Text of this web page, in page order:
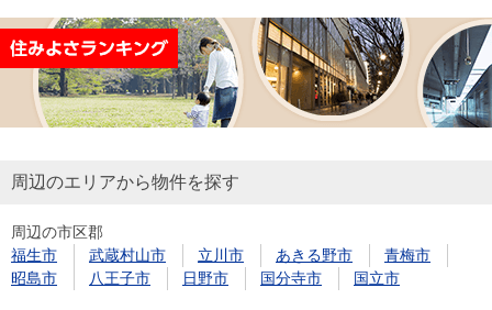
資
用
物
件
探
す
用物
件を
探す
購入向け
住宅ロー
住まい1プ
取り
金額
試算
サービス
検索
ラム）
住まいと
売却ガイ
会社案内
（電子ブ
ック版）
閉じる
周辺のエリアから物件を探す
周辺の市区郡
福生市
武蔵村山市 立川市 あきる野市
青梅市
昭島市
八王子市 日野市 国分寺市 国立市